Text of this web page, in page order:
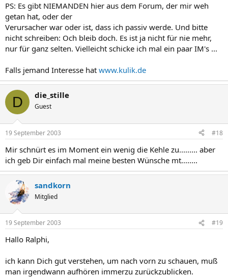
PS: Es gibt NIEMANDEN hier aus dem Forum, der mir weh
getan hat, oder der
Verursacher war oder ist, dass ich passiv werde. Und bitte
nicht schreiben: Och bleib doch. Es ist ja nicht für nie mehr,
nur für ganz selten. Vielleicht schicke ich mal ein paar IM's ...
Falls jemand Interesse hat www.kulik.de
D die_stille
Guest
19 September 2003 #18
Mir schnürt es im Moment ein wenig die Kehle zu......... aber
ich geb Dir einfach mal meine besten Wünsche mt........
sandkorn
Mitglied
19 September 2003 #19
Hallo Ralphi,
ich kann Dich gut verstehen, um nach vorn zu schauen, muß
man irgendwann aufhören immerzu zurückzublicken.